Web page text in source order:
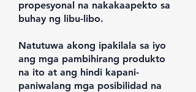
propesyonal na nakakaapekto sa
buhay ng libu-libo.
Natutuwa akong ipakilala sa iyo
ang mga pambihirang produkto
na ito at ang hindi kapani-
paniwalang mga posibilidad na